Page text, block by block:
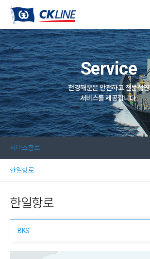
Service
천경해운은 안전하고 전문적인
서비스를 제공합니다.
서비스항로
한일항로
한일항로
BKS